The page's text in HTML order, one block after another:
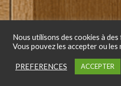
Nous utilisons des cookies à
Vous pouvez les accepter ou les
PREFERENCES ACCEPTER